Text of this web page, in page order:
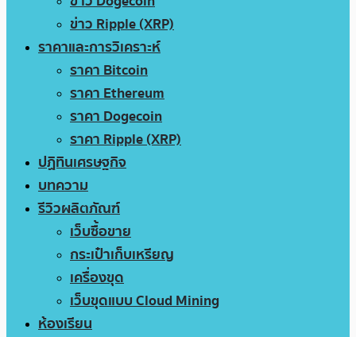
ข่าว Ripple (XRP)
ราคาและการวิเคราะห์
ราคา Bitcoin
ราคา Ethereum
ราคา Dogecoin
ราคา Ripple (XRP)
ปฏิทินเศรษฐกิจ
บทความ
รีวิวผลิตภัณฑ์
เว็บซื้อขาย
กระเป๋าเก็บเหรียญ
เครื่องขุด
เว็บขุดแบบ Cloud Mining
ห้องเรียน